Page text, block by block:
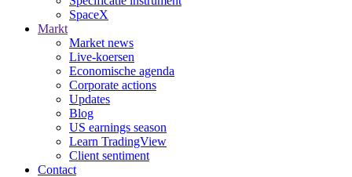
SpaceX
Markt
Market news
Live-koersen
Economische agenda
Corporate actions
Updates
Blog
US earnings season
Learn TradingView
Client sentiment
Contact